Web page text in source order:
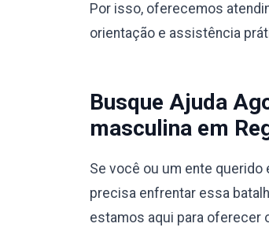
Por isso, oferecemos
orientação e assistência
Busque Ajuda
masculina em
Se você ou um ente querido
precisa enfrentar essa
estamos aqui para oferecer